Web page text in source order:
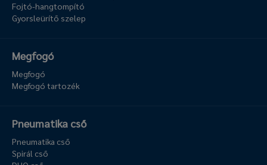
Fojtó-hangtompító
Gyorsleürítő szelep
Megfogó
Megfogó
Megfogó tartozék
Pneumatika cső
Pneumatika cső
Spirál cső